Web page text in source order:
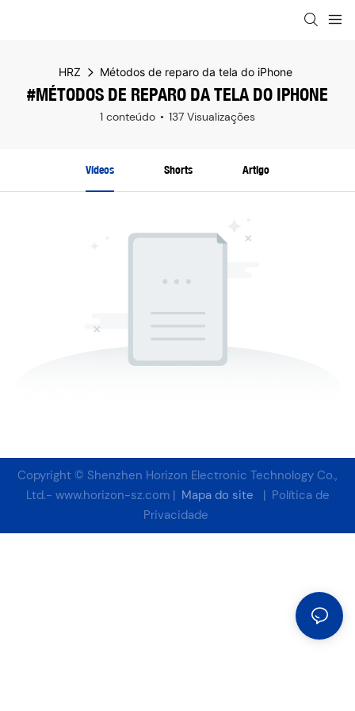
HRZ Métodos de reparo da tela do iPhone
#MÉTODOS DE REPARO DA TELA DO IPHONE
1 conteúdo 137 Visualizações
Vídeos Shorts Artigo
Copyright © Shenzhen Horizon Electronic Technology Co.,
Ltd.- www.horizon-sz.com | Mapa do site | Política de
Privacidade